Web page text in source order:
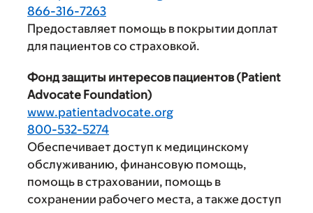
866-316-7263
Предоставляет помощь в покрытии доплат
для пациентов со страховкой.
Фонд защиты интересов пациентов (Patient
Advocate Foundation)
www.patientadvocate.org
800-532-5274
Обеспечивает доступ к медицинскому
обслуживанию, финансовую помощь,
помощь в страховании, помощь в
сохранении рабочего места, а также доступ